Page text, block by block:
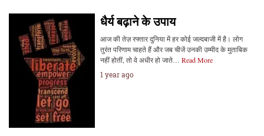
धैर्य बढ़ाने के उपाय
आज की तेज़ रफ्तार दुनिया में हर कोई जल्दबाजी में है। लोग
तुरंत परिणाम चाहते हैं और जब चीजें उनकी उम्मीद के मुताबिक
नहीं होतीं, तो वे अधीर हो जाते… Read More
1 year ago